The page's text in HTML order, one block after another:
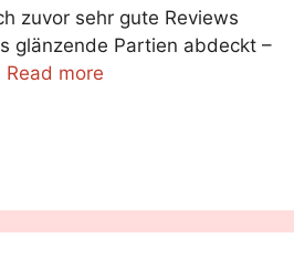
zuvor sehr gute Reviews
glänzende Partien abdeckt –
Read more